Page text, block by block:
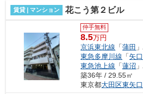
賃貸 | マンション 花こう第２ビル
仲手無料
8.5万円
京浜東北線 「蒲田
東急多摩川線 「矢
東急池上線 「蓮沼
築36年 / 29.55㎡
東京都大田区東矢口